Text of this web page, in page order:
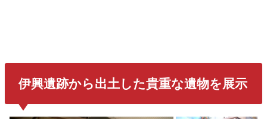
伊興遺跡から出土した貴重な遺物を展示